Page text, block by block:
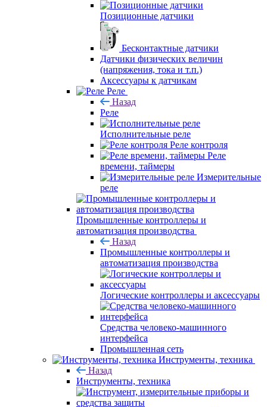
Позиционные датчики
Бесконтактные датчики
Датчики физических величин
(напряжения, тока и т.п.)
Аксессуары к датчикам
Реле
Назад
Реле
Исполнительные реле
Реле контроля
Реле
времени, таймеры
Измерительные
реле
Промышленные контроллеры и
автоматизация производства
Назад
Промышленные контроллеры и
автоматизация производства
Логические контроллеры и аксессуары
Средства человеко-машинного
интерфейса
Промышленная сеть
Инструменты, техника
Назад
Инструменты, техника